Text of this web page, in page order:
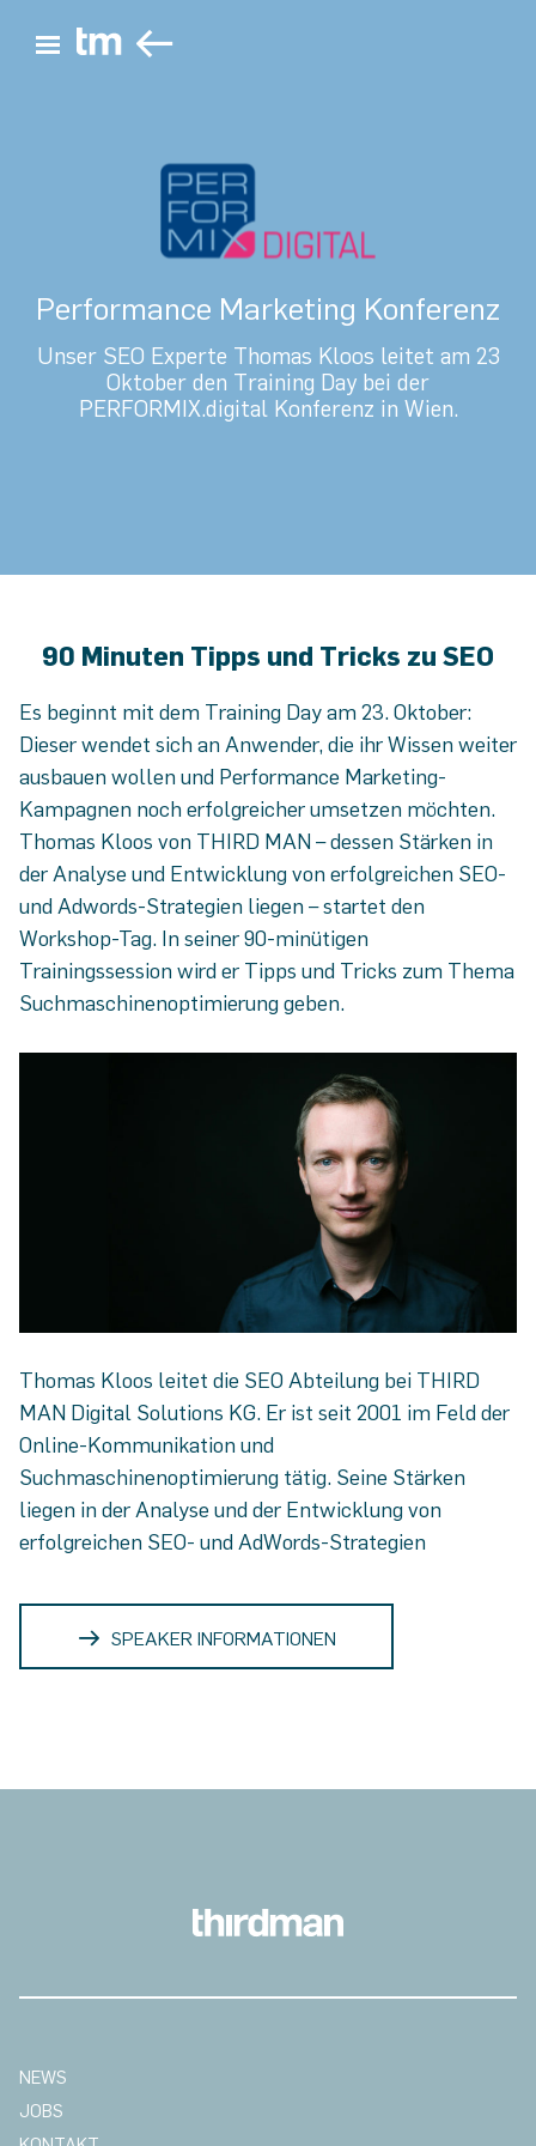
Hauptmenü öffnen
Performance Marketing Konferenz
Unser SEO Experte Thomas Kloos leitet am 23
Oktober den Training Day bei der
PERFORMIX.digital Konferenz in Wien.
90 Minuten Tipps und Tricks zu SEO
Es beginnt mit dem Training Day am 23. Oktober:
Dieser wendet sich an Anwender, die ihr Wissen weiter
ausbauen wollen und Performance Marketing-
Kampagnen noch erfolgreicher umsetzen möchten.
Thomas Kloos von THIRD MAN – dessen Stärken in
der Analyse und Entwicklung von erfolgreichen SEO-
und Adwords-Strategien liegen – startet den
Workshop-Tag. In seiner 90-minütigen
Trainingssession wird er Tipps und Tricks zum Thema
Suchmaschinenoptimierung geben.
Thomas Kloos leitet die SEO Abteilung bei THIRD
MAN Digital Solutions KG. Er ist seit 2001 im Feld der
Online-Kommunikation und
Suchmaschinenoptimierung tätig. Seine Stärken
liegen in der Analyse und der Entwicklung von
erfolgreichen SEO- und AdWords-Strategien
SPEAKER INFORMATIONEN
NEWS
JOBS